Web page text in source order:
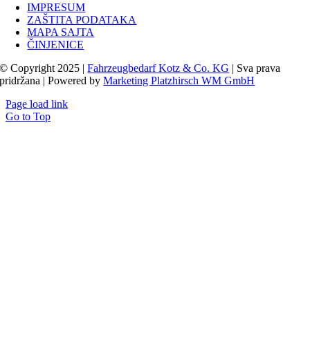
IMPRESUM
ZAŠTITA PODATAKA
MAPA SAJTA
ČINJENICE
© Copyright 2025 |Fahrzeugbedarf Kotz & Co. KG | Sva prava
pridržana | Powered byMarketing Platzhirsch WM GmbH
Page load link
Go to Top